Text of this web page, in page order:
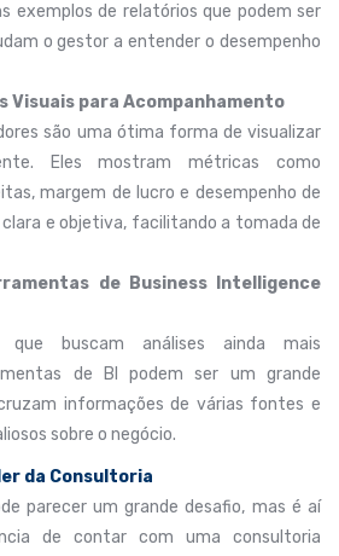
exemplos de relatórios que podem ser
o gestor a entender o desempenho
Visuais para Acompanhamento
são uma ótima forma de visualizar
Eles mostram métricas como
margem de lucro e desempenho de
e objetiva, facilitando a tomada de
de Business Intelligence
que buscam análises ainda mais
de BI podem ser um grande
informações de várias fontes e
sobre o negócio.
da Consultoria
parecer um grande desafio, mas é aí
de contar com uma consultoria